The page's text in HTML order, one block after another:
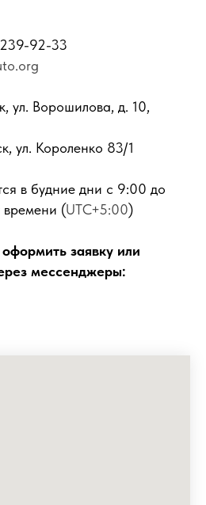
92-33
ул. Ворошилова, д. 10,
ул. Короленко 83/1
в будние дни с 9:00 до
времени (UTC+5:00)
заявку или
мессенджеры: